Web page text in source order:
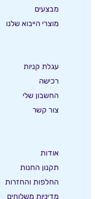
מבצעים
מוצרי הייבוא שלנו
עגלת קניות
רכישה
החשבון שלי
צור קשר
אודות
תקנון החנות
החלפות והחזרות
מדיניות משלוחים